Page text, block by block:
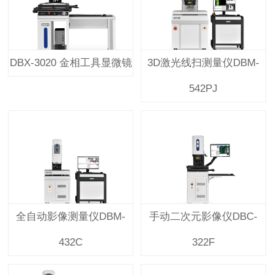
DBX-3020 金相工具显微镜 3D激光线扫测量仪DBM-
542PJ
全自动影像测量仪DBM-
432C
手动二次元影像仪DBC-
322F